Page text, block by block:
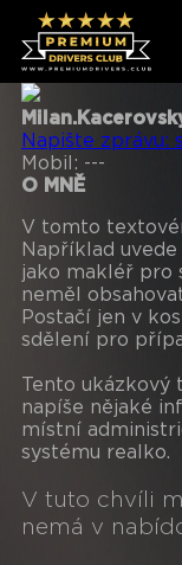
Napište zprávu:
Mobil: ---
O MNĚ
V tomto
Například
jako makléř pro
neměl
Postačí jen v
sdělení pro
Tento
napíše nějaké
místní
systému realko.
V tuto chvíli
nemá v